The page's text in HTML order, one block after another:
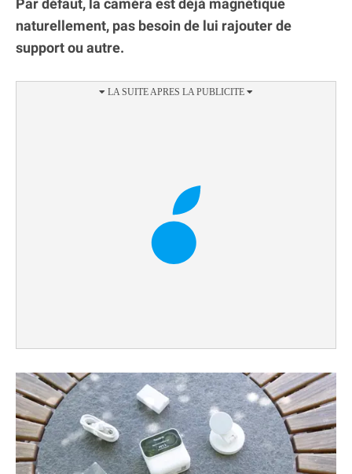
Par défaut, la caméra est déjà magnétique
naturellement, pas besoin de lui rajouter de
support ou autre.